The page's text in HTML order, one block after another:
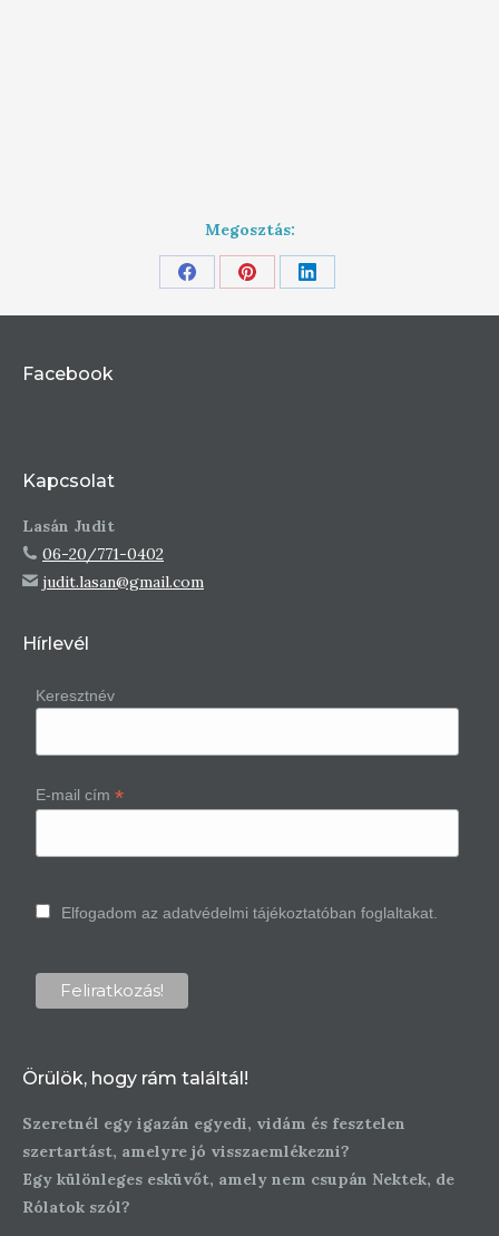
Megosztás:
Share
on
Share
on
Share
on
Facebook
Kapcsolat
Lasán Judit
06-20/771-0402
judit.lasan@gmail.com
Hírlevél
Keresztnév
E-mail cím*
Elfogadom az adatvédelmi tájékoztatóban foglaltakat.
Örülök, hogy rám találtál!
Szeretnél egy igazán egyedi, vidám és fesztelen
szertartást, amelyre jó visszaemlékezni?
Egy különleges esküvőt, amely nem csupán Nektek, de
Rólatok szól?